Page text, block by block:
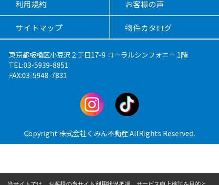
利用規約 お客様の声
サイトマップ 物件カタログ
東京都板橋区小豆沢２丁目17-9 コーラルシンフォニー 1階
TEL:03-5939-8851
FAX:03-5948-7831
Copyright 株式会社くみん不動産 AllRights Reserved.